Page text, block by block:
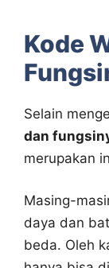
Kode
Selain
dan
merupakan
Masing-
daya dan
beda. Oleh